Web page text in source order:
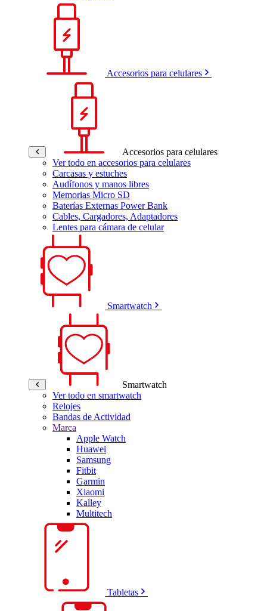
Accesorios para celulares
Accesorios para celulares
Ver todo en accesorios para celulares
Carcasas y estuches
Audífonos y manos libres
Memorias Micro SD
Baterías Externas Power Bank
Cables, Cargadores, Adaptadores
Lentes para cámara de celular
Smartwatch
Smartwatch
Ver todo en smartwatch
Relojes
Bandas de Actividad
Marca
Apple Watch
Huawei
Samsung
Fitbit
Garmin
Xiaomi
Kalley
Multitech
Tabletas